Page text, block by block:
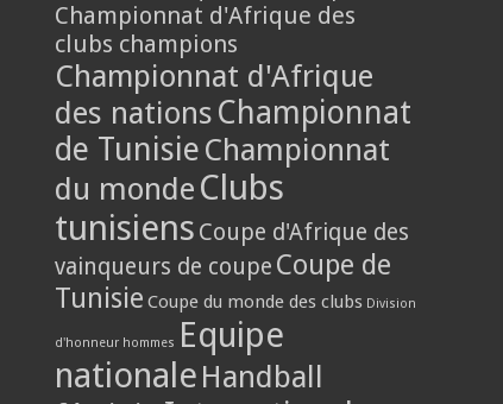
Championnat d'Afrique des
clubs champions
Championnat d'Afrique
des nations Championnat
de Tunisie Championnat
du monde Clubs
tunisiens Coupe d'Afrique des
vainqueurs de coupe Coupe de
Tunisie Coupe du monde des clubs Division
d'honneur hommes Equipe
nationale Handball